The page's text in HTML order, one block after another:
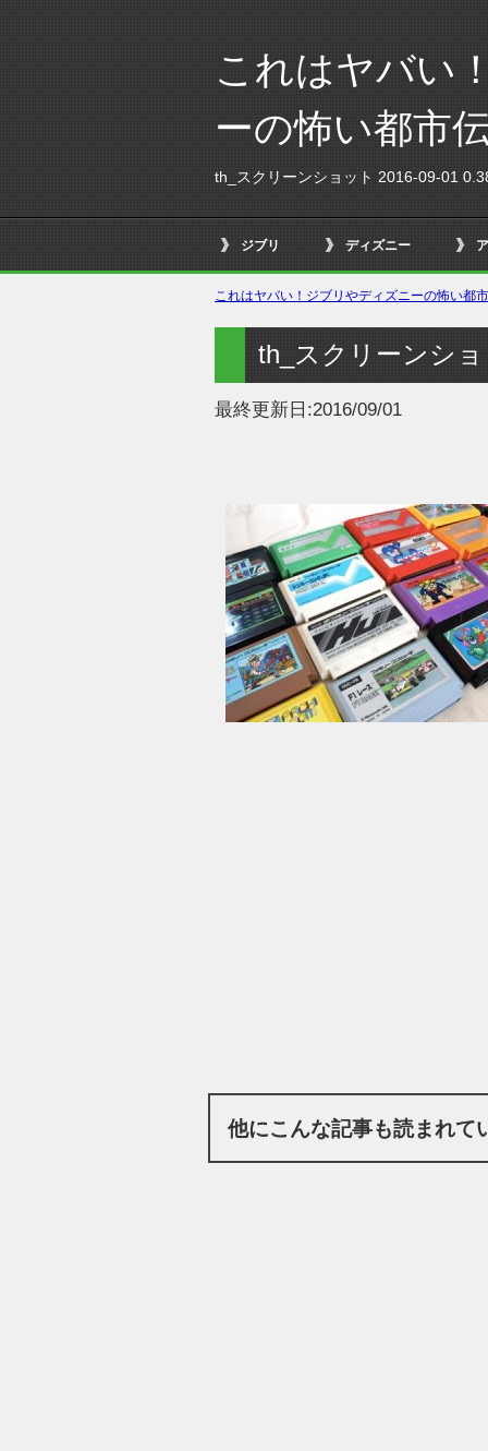
これはヤバい
ーの怖い都市
th_スクリーンショット 2016-09-01
ジブリ ディズニー
これはヤバい！ジブリやディズニーの怖い都
th_スクリーンシ
最終更新日:2016/09/01
他にこんな記事も読まれて